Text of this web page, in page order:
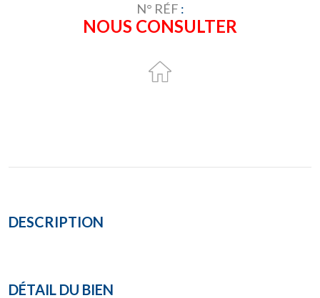
N° RÉF :
NOUS CONSULTER
DESCRIPTION
DÉTAIL DU BIEN